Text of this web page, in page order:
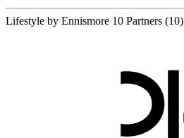
Lifestyle by Ennismore 10 Partners (10)